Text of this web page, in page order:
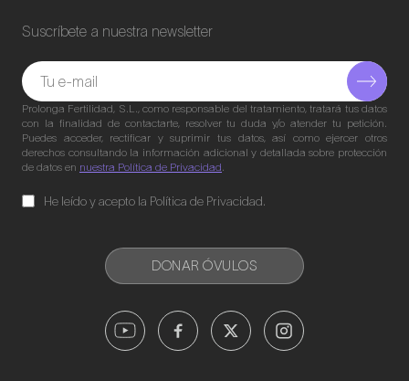
Suscríbete a nuestra newsletter
Prolonga Fertilidad, S.L., como responsable del tratamiento, tratará tus datos
con la finalidad de contactarte, resolver tu duda y/o atender tu petición.
Puedes acceder, rectificar y suprimir tus datos, así como ejercer otros
derechos consultando la información adicional y detallada sobre protección
de datos en nuestra Política de Privacidad
He leído y acepto la Política de Privacidad.
DONAR ÓVULOS